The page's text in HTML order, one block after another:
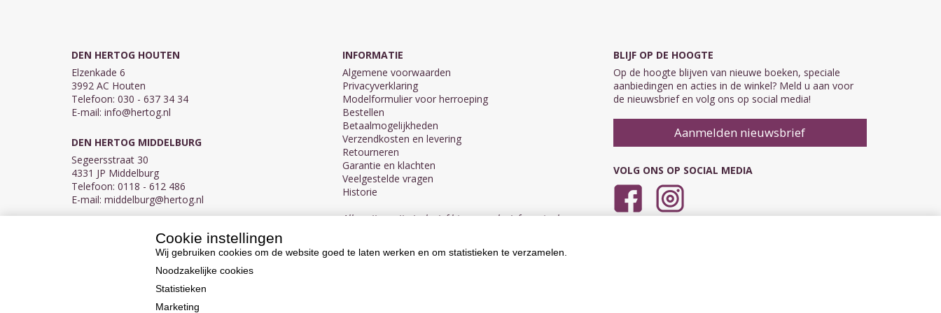
DEN HERTOG HOUTEN
Elzenkade 6
3992 AC Houten
Telefoon: 030 - 637 34 34
E-mail: info@hertog.nl
DEN HERTOG MIDDELBURG
Segeersstraat 30
4331 JP Middelburg
Telefoon: 0118 - 612 486
E-mail: middelburg@hertog.nl
BTW NL007450242B03
INFORMATIE
Algemene voorwaarden
Privacyverklaring
Modelformulier voor herroeping
Bestellen
Betaalmogelijkheden
Verzendkosten en levering
Retourneren
Garantie en klachten
Veelgestelde vragen
Historie
Alle prijzen zijn inclusief btw en exclusief eventuele
BLIJF OP DE HOOGTE
Op de hoogte blijven van nieuwe boeken, speciale
aanbiedingen en acties in de winkel? Meld u aan voor
de nieuwsbrief en volg ons op social media!
Aanmelden nieuwsbrief
VOLG ONS OP SOCIAL MEDIA
Cookie instellingen
Wij gebruiken cookies om de website goed te laten werken en om statistieken te verzamelen.
Noodzakelijke cookies
Statistieken
Marketing